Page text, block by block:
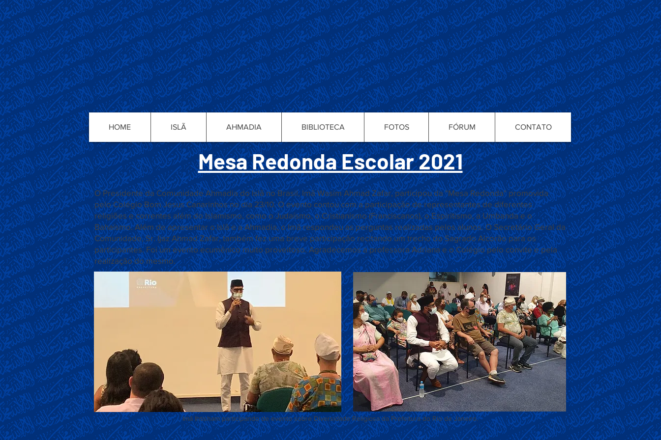
Título 6
HOME ISLÃ AHMADIA BIBLIOTECA FOTOS FÓRUM CONTATO
Mesa Redonda Escolar 2021
O Presidente da Comunidade Ahmadia do Islã no Brasil, Imã Wasim Ahmad Zafar, participou da "Mesa Redonda" promovida
pelo Colégio Bom Jesus Canarinhos no dia 23/10. O evento contou com a participação de representantes de diferentes
religiões e correntes além do Islamismo, como o Judaísmo, o Cristianismo (Franciscanos), o Espiritismo, a Umbanda e o
Bahaísmo. Além de apresentar o Islã e a Ahmadia, o Imã respondeu as perguntas realizadas pelos alunos. O Secretário Geral da
Comunidade, Sr. Ijaz Ahmad Zafar, também fez uma breve participação recitando um trecho do Sagrado Alcorão para os
participantes. Foi um evento ecumênico muito proveitoso. Agradecemos a professora Adriana e o Colégio pelo convite e pela
realização do mesmo.
Imã Ihtisham participando de evento sobre Diversidade Religiosa da Prefeitura do Rio de Janeiro.